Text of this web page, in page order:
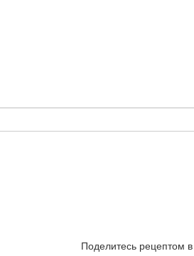
Поделитесь рецептом